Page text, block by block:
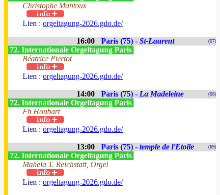
Christophe Mantoux
Lien : orgeltagung-2026.gdo.de/
16:00 Paris (75) - St-Laurent (67)
72. Internationale Orgeltagung Paris
Béatrice Piertot
Lien : orgeltagung-2026.gdo.de/
14:00 Paris (75) - La Madeleine (68)
72. Internationale Orgeltagung Paris
Fh Houbart
Lien : orgeltagung-2026.gdo.de/
13:00 Paris (75) - temple de l'Etoile (69)
72. Internationale Orgeltagung Paris
Mahela T. Reichstatt, Orgel
Lien : orgeltagung-2026.gdo.de/